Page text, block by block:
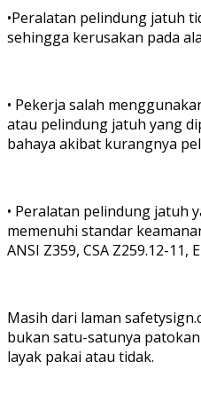
•Peralatan pelindung jatuh
sehingga kerusakan pada
• Pekerja salah
atau pelindung jatuh yang
bahaya akibat kurangnya
• Peralatan pelindung jatuh
memenuhi standar
ANSI Z359, CSA Z259.12-11,
Masih dari laman
bukan satu-satunya
layak pakai atau tidak.